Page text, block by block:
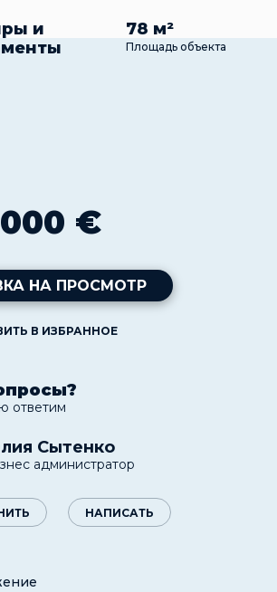
и
78 м²
Площадь объекта
€
НА ПРОСМОТР
В ИЗБРАННОЕ
ответим
Сытенко
администратор
НАПИСАТЬ